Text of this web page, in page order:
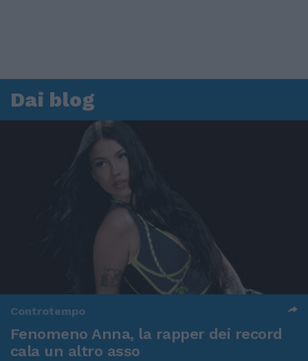
Dai blog
Controtempo
Fenomeno Anna, la rapper dei record
cala un altro asso